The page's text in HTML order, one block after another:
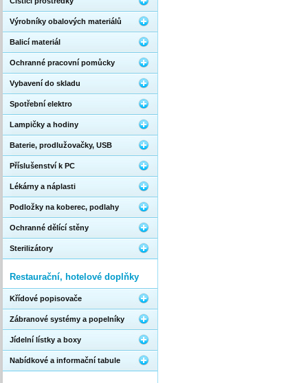
Výrobníky obalových materiálů
Balicí materiál
Ochranné pracovní pomůcky
Vybavení do skladu
Spotřební elektro
Lampičky a hodiny
Baterie, prodlužovačky, USB
Příslušenství k PC
Lékárny a náplasti
Podložky na koberec, podlahy
Ochranné dělící stěny
Sterilizátory
Restaurační, hotelové doplňky
Křídové popisovače
Zábranové systémy a popelníky
Jídelní lístky a boxy
Nabídkové a informační tabule